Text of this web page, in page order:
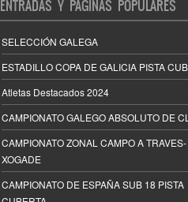
ENTRADAS Y PÁGINAS POPULARES
SELECCIÓN GALEGA
ESTADILLO COPA DE GALICIA PISTA
Atletas Destacados 2024
CAMPIONATO GALEGO ABSOLUTO DE
CAMPIONATO ZONAL CAMPO A TRAVES-
XOGADE
CAMPIONATO DE ESPAÑA SUB 18 PISTA